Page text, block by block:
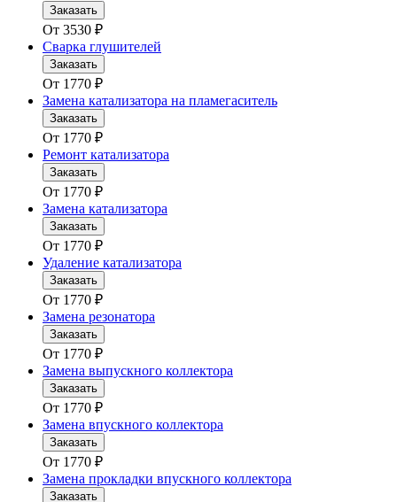
Заказать
От 3530 ₽
Сварка глушителей
Заказать
От 1770 ₽
Замена катализатора на пламегаситель
Заказать
От 1770 ₽
Ремонт катализатора
Заказать
От 1770 ₽
Замена катализатора
Заказать
От 1770 ₽
Удаление катализатора
Заказать
От 1770 ₽
Замена резонатора
Заказать
От 1770 ₽
Замена выпускного коллектора
Заказать
От 1770 ₽
Замена впускного коллектора
Заказать
От 1770 ₽
Замена прокладки впускного коллектора
Заказать